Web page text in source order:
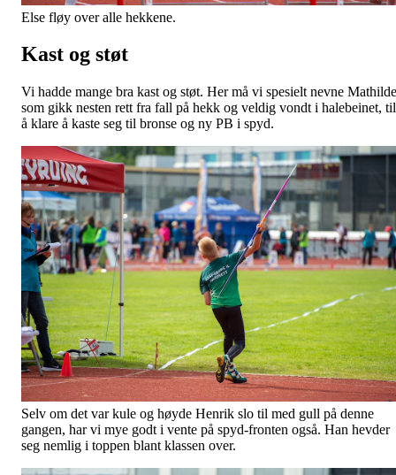
Else fløy over alle hekkene.
Kast og støt
Vi hadde mange bra kast og støt. Her må vi spesielt nevne Mathilde
som gikk nesten rett fra fall på hekk og veldig vondt i halebeinet, til
å klare å kaste seg til bronse og ny PB i spyd.
Selv om det var kule og høyde Henrik slo til med gull på denne
gangen, har vi mye godt i vente på spyd-fronten også. Han hevder
seg nemlig i toppen blant klassen over.